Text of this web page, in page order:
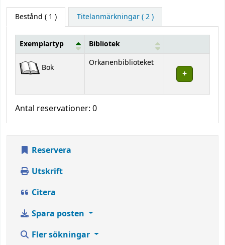
Bestånd ( 1 ) Titelanmärkningar ( 2 )
Exemplartyp Bibliotek
Bok Orkanenbiblioteket
Antal reservationer: 0
Reservera
Utskrift
Citera
Spara posten
Fler sökningar